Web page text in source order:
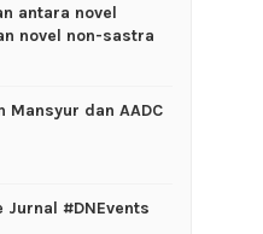
antara novel
novel non-sastra
Mansyur dan AADC
Jurnal #DNEvents